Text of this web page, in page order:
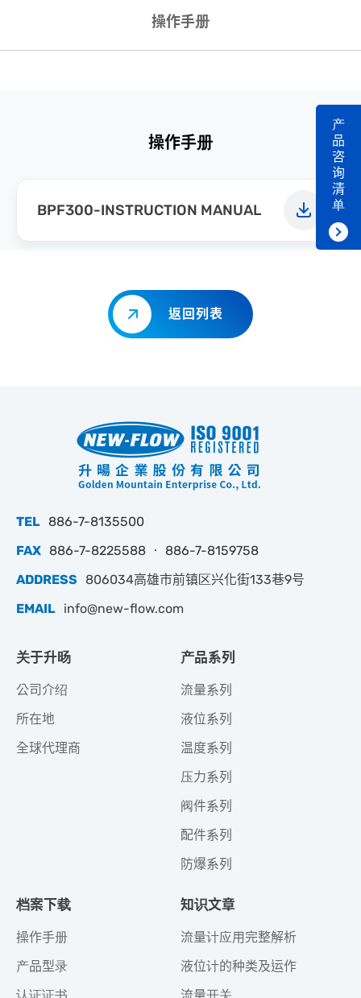
操作手册
操作手册
BPF300-INSTRUCTION MANUAL
返回列表
产
品
咨
询
清
单
TEL 886-7-8135500
FAX 886-7-8225588 ‧ 886-7-8159758
ADDRESS
806034高雄市前镇区兴化街133巷9号
EMAIL info@new-flow.com
关于升旸
公司介绍
所在地
全球代理商
产品系列
流量系列
液位系列
温度系列
压力系列
阀件系列
配件系列
防爆系列
档案下载
操作手册
产品型录
知识文章
流量计应用完整解析
液位计的种类及运作